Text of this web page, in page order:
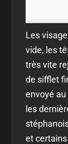
Les
vide, les
très vite
de sifflet
envoyé
les
et